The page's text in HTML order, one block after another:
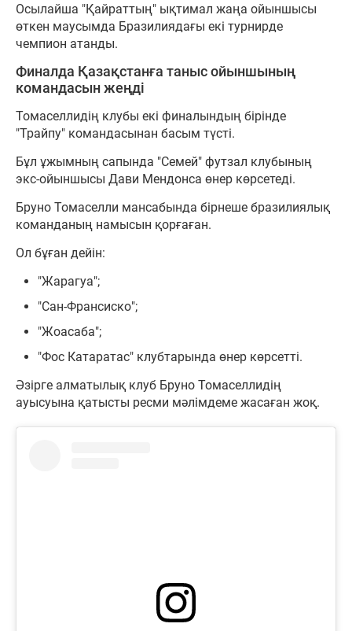
Осылайша "Қайраттың" ықтимал жаңа ойыншысы
өткен маусымда Бразилиядағы екі турнирде
чемпион атанды.
Финалда Қазақстанға таныс ойыншының
командасын жеңді
Томаселлидің клубы екі финалындың бірінде
"Трайпу" командасынан басым түсті.
Бұл ұжымның сапында "Семей" футзал клубының
экс-ойыншысы Дави Мендонса өнер көрсетеді.
Бруно Томаселли мансабында бірнеше бразилиялық
команданың намысын қорғаған.
Ол бұған дейін:
"Жарагуа";
"Сан-Франсиско";
"Жоасаба";
"Фос Катаратас" клубтарында өнер көрсетті.
Әзірге алматылық клуб Бруно Томаселлидің
ауысуына қатысты ресми мәлімдеме жасаған жоқ.